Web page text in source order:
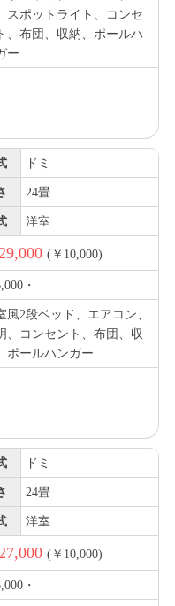
スポットライト、コンセ
、布団、収納、ポールハ
ー
ドミ
24畳
洋室
(￥10,000)
・
風2段ベッド、エアコン、
、コンセント、布団、収
ポールハンガー
ドミ
24畳
洋室
(￥10,000)
・